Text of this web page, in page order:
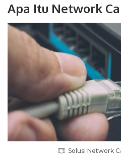
Apa Itu Network
Solusi Network